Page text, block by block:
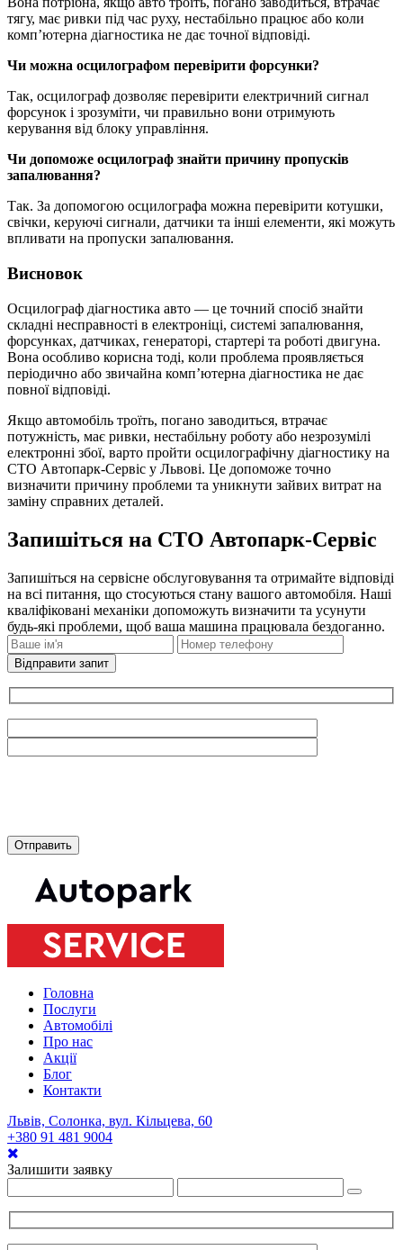
тягу, має ривки під час руху, нестабільно працює або коли
комп’ютерна діагностика не дає точної відповіді.
Чи можна осцилографом перевірити форсунки?
Так, осцилограф дозволяє перевірити електричний сигнал
форсунок і зрозуміти, чи правильно вони отримують
керування від блоку управління.
Чи допоможе осцилограф знайти причину пропусків
запалювання?
Так. За допомогою осцилографа можна перевірити котушки,
свічки, керуючі сигнали, датчики та інші елементи, які можуть
впливати на пропуски запалювання.
Висновок
Осцилограф діагностика авто — це точний спосіб знайти
складні несправності в електроніці, системі запалювання,
форсунках, датчиках, генераторі, стартері та роботі двигуна.
Вона особливо корисна тоді, коли проблема проявляється
періодично або звичайна комп’ютерна діагностика не дає
повної відповіді.
Якщо автомобіль троїть, погано заводиться, втрачає
потужність, має ривки, нестабільну роботу або незрозумілі
електронні збої, варто пройти осцилографічну діагностику на
СТО Автопарк-Сервіс у Львові. Це допоможе точно
визначити причину проблеми та уникнути зайвих витрат на
заміну справних деталей.
Запишіться на СТО Автопарк-Сервіс
Запишіться на сервісне обслуговування та отримайте відповіді
на всі питання, що стосуються стану вашого автомобіля. Наші
кваліфіковані механіки допоможуть визначити та усунути
будь-які проблеми, щоб ваша машина працювала бездоганно.
Відправити запит
Головна
Послуги
Автомобілі
Про нас
Акції
Блог
Контакти
Львів, Солонка, вул. Кільцева, 60
+380 91 481 9004
Залишити заявку